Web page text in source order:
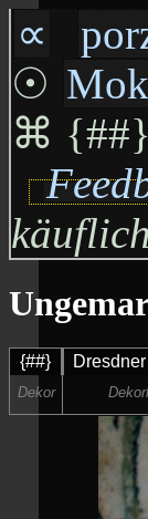
∝
☉
⌘
{##}
Dekor